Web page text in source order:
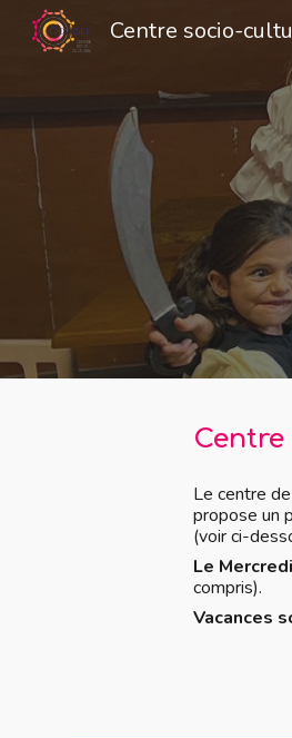
Centre socio-
Le centre
propose un
(voir ci-
Le
compris).
Vacances